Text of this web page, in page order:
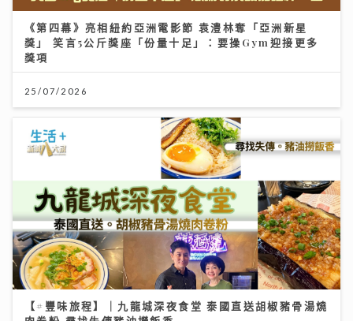
《第四幕》亮相紐約亞洲電影節 袁澧林奪「亞洲新星
獎」 笑言5公斤獎座「份量十足」：要操Gym迎接更多
獎項
25/07/2026
【#豐味旅程】｜九龍城深夜食堂 泰國直送胡椒豬骨湯燒